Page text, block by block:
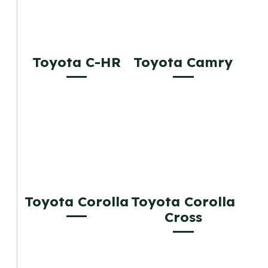
Toyota C-HR Toyota Camry
Toyota Corolla Toyota Corolla
Cross